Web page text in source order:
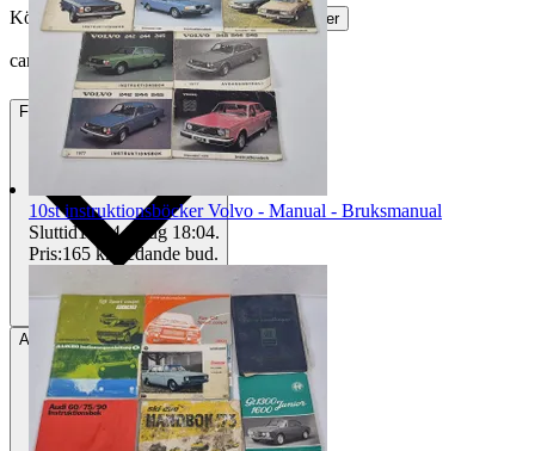
Köparskydd är valfritt hos företag. Läs mer
camadi vann auktionen
Frakt 1 599 kr Annat fraktsätt
AvhämtningÖstersund, Sverige
10st instruktionsböcker Volvo - Manual - Bruksmanual
Sluttid18:04 9 aug 18:04.
Pris:165 kr Ledande bud.